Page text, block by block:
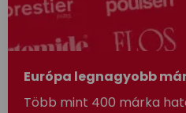
Európa legnagyobb
Több mint 400 márka